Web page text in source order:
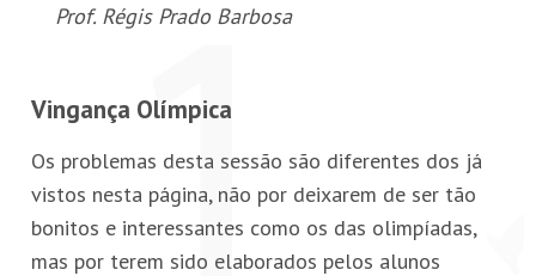
Prof. Régis Prado Barbosa
Vingança Olímpica
Os problemas desta sessão são diferentes dos já
vistos nesta página, não por deixarem de ser tão
bonitos e interessantes como os das olimpíadas,
mas por terem sido elaborados pelos alunos